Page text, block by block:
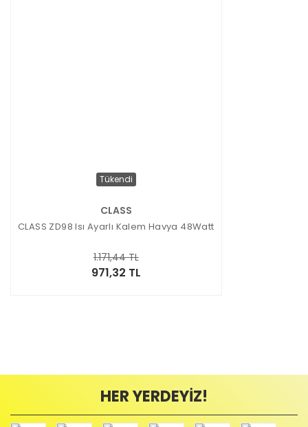
Tükendi
CLASS
CLASS ZD98 Isı Ayarlı Kalem Havya 48Watt
971,32 TL
1.171,44 TL
HER YERDEYİZ!